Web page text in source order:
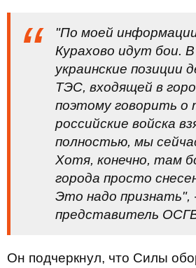
"По моей
Курахово идут бои.
украинские позиции
ТЭС, входящей в
поэтому говорить о
российские войска
полностью, мы
Хотя, конечно, там
города просто
Это надо признать",
представитель
Он подчеркнул, что Силы